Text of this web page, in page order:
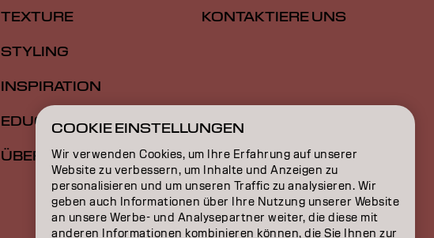
TEXTURE
STYLING
INSPIRATION
EDUCATION
ÜBER
KONTAKTIERE UNS
COOKIE EINSTELLUNGEN
Wir verwenden Cookies, um Ihre Erfahrung auf unserer
Website zu verbessern, um Inhalte und Anzeigen zu
personalisieren und um unseren Traffic zu analysieren. Wir
geben auch Informationen über Ihre Nutzung unserer Website
an unsere Werbe- und Analysepartner weiter, die diese mit
anderen Informationen kombinieren können, die Sie Ihnen zur